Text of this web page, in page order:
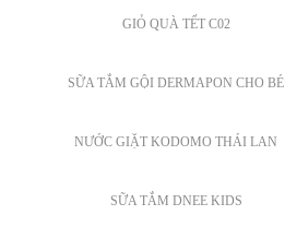
GIỎ QUÀ TẾT C02
SỮA TẮM GỘI DERMAPON CHO BÉ
NƯỚC GIẶT KODOMO THÁI LAN
SỮA TẮM DNEE KIDS